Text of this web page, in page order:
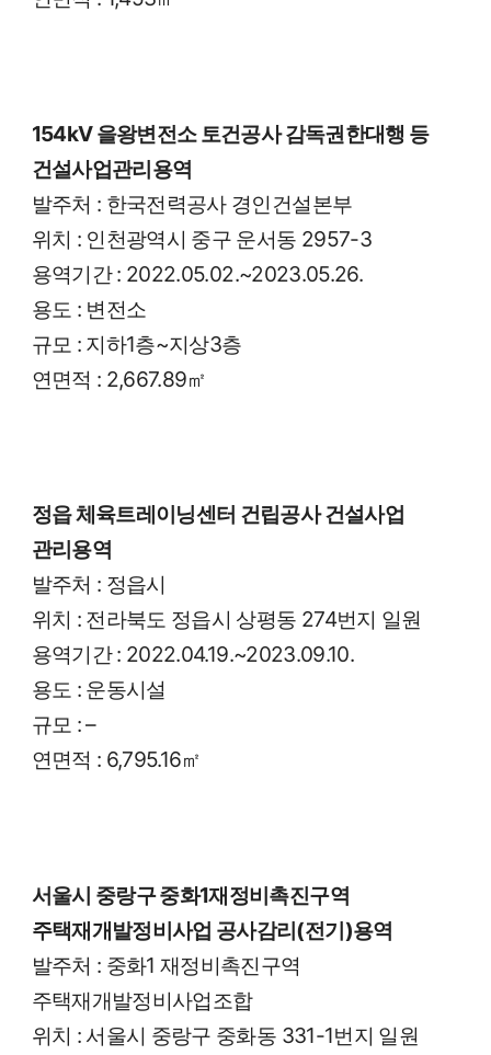
154kV 을왕변전소 토건공사 감독권한대행 등
건설사업관리용역
발주처 : 한국전력공사 경인건설본부
위치 : 인천광역시 중구 운서동 2957-3
용역기간 : 2022.05.02.~2023.05.26.
용도 : 변전소
규모 : 지하1층~지상3층
연면적 : 2,667.89㎡
정읍 체육트레이닝센터 건립공사 건설사업
관리용역
발주처 : 정읍시
위치 : 전라북도 정읍시 상평동 274번지 일원
용역기간 : 2022.04.19.~2023.09.10.
용도 : 운동시설
규모 : –
연면적 : 6,795.16㎡
서울시 중랑구 중화1재정비촉진구역
주택재개발정비사업 공사감리(전기)용역
발주처 : 중화1 재정비촉진구역
주택재개발정비사업조합
위치 : 서울시 중랑구 중화동 331-1번지 일원